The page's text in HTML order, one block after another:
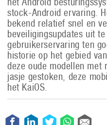
stock-Android ervaring.
bekend relatief snel en
beveiligingsupdates uit
gebruikerservaring ten
historie op het gebied
deze oude modellen met
jasje gestoken, deze
het KaiOS.